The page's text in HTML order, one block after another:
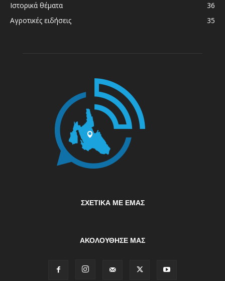
Ιστορικά θέματα
36
Αγροτικές ειδήσεις
35
ΣΧΕΤΙΚΆ ΜΕ ΕΜΆΣ
ΑΚΟΛΟΥΘΗΣΕ ΜΑΣ